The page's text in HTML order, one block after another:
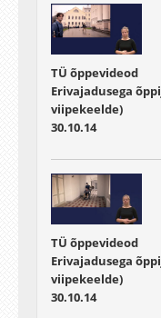
TÜ õppevideod
Erivajadusega
viipekeelde)
30.10.14
TÜ õppevideod
Erivajadusega
viipekeelde)
30.10.14